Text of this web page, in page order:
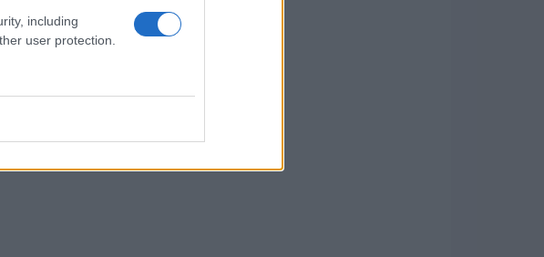
including
user protection.